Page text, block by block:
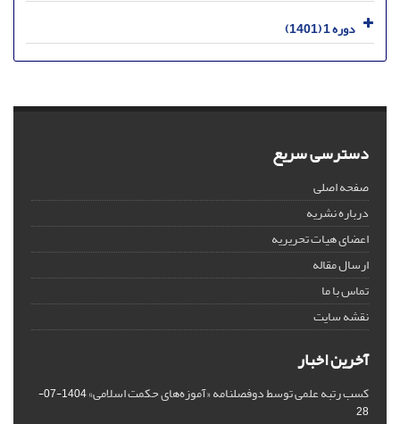
دوره 1 (1401)
دسترسی سریع
صفحه اصلی
درباره نشریه
اعضای هیات تحریریه
ارسال مقاله
تماس با ما
نقشه سایت
آخرین اخبار
کسب رتبه علمی توسط دوفصلنامه «آموزه‌های حکمت اسلامی»
1404-07-
28